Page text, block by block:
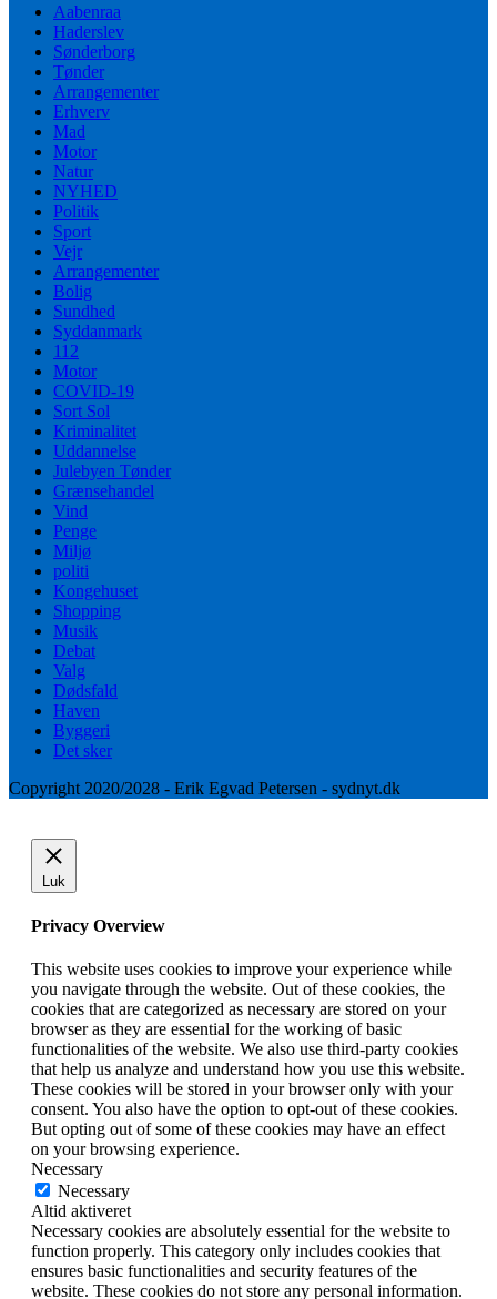
Aabenraa
Haderslev
Sønderborg
Tønder
Arrangementer
Erhverv
Mad
Motor
Natur
NYHED
Politik
Sport
Vejr
Arrangementer
Bolig
Sundhed
Syddanmark
112
Motor
COVID-19
Sort Sol
Kriminalitet
Uddannelse
Julebyen Tønder
Grænsehandel
Vind
Penge
Miljø
politi
Kongehuset
Shopping
Musik
Debat
Valg
Dødsfald
Haven
Byggeri
Det sker
Copyright 2020/2028 - Erik Egvad Petersen - sydnyt.dk
Luk
Privacy Overview
This website uses cookies to improve your experience while
you navigate through the website. Out of these cookies, the
cookies that are categorized as necessary are stored on your
browser as they are essential for the working of basic
functionalities of the website. We also use third-party cookies
that help us analyze and understand how you use this website.
These cookies will be stored in your browser only with your
consent. You also have the option to opt-out of these cookies.
But opting out of some of these cookies may have an effect
on your browsing experience.
Necessary
Necessary
Altid aktiveret
Necessary cookies are absolutely essential for the website to
function properly. This category only includes cookies that
ensures basic functionalities and security features of the
website. These cookies do not store any personal information.